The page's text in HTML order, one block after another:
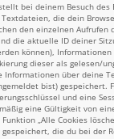
bei deinem Besuch des
die dein
den einzelnen Aufrufen
die aktuelle ID deiner
können),
dieser als gelesen/
Informationen über deine
bist) gespeichert.
und eine
eine Gültigkeit von
„Alle Cookies
die du bei der